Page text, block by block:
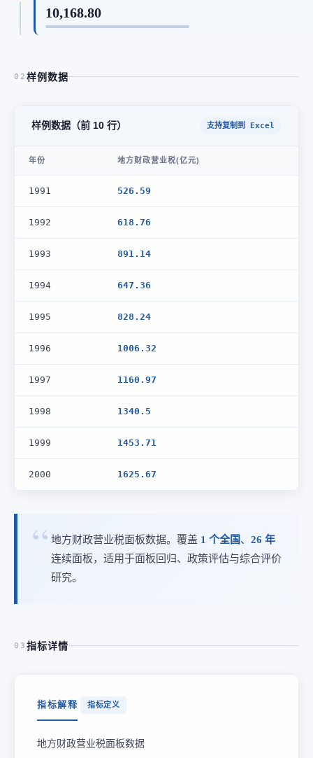
10,168.80
02 样例数据
样例数据（前 10 行） 支持复制到 Excel
年份 地方财政营业税(亿元)
1991 526.59
1992 618.76
1993 891.14
1994 647.36
1995 828.24
1996 1006.32
1997 1160.97
1998 1340.5
1999 1453.71
2000 1625.67
地方财政营业税面板数据。覆盖 1 个全国、 26 年
连续面板，适用于面板回归、政策评估与综合评价
研究。
03 指标详情
指标解释 指标定义
地方财政营业税面板数据